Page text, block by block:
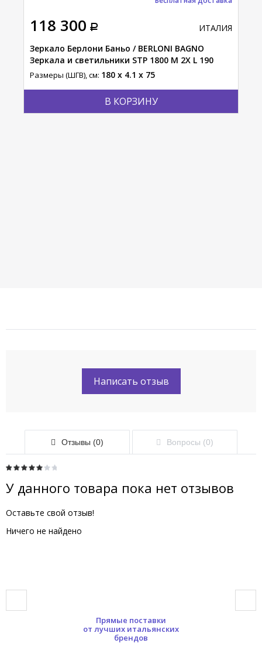
118 300
В КОРЗИНУ
ИТАЛИЯ
Зеркало Берлони Баньо / BERLONI BAGNO
Зеркала и светильники STP 1800 M 2X L 190
Размеры (ШГВ), см: 180 x 4.1 x 75
Написать отзыв
Отзывы (0) Вопросы (0)
У данного товара пока нет отзывов
Оставьте свой отзыв!
Ничего не найдено
Прямые поставки
от лучших итальянских
брендов